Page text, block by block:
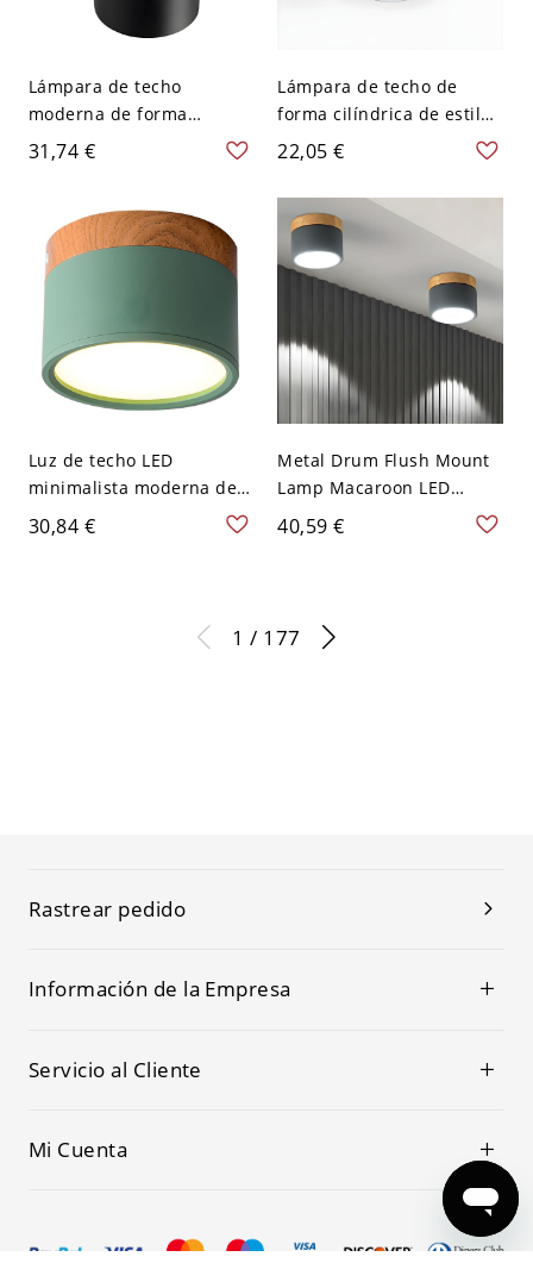
Lámpara de techo
moderna de forma
cilíndrica de aluminio con
120 V 7,62 cm Blanco
31,74 €
Lámpara de techo de
forma cilíndrica de estilo
moderno, metal, 1 luz,
restaurante - Blanco 110
A 120 V 8,89 cm Blanco
22,05 €
Luz de techo LED
minimalista moderna de
aluminio lacado con
pantalla acrílica - Verde
30,84 €
Metal Drum Flush Mount
Lamp Macaroon LED
Grey/Green Ceiling
Lighting with Wooden Top
40,59 €
1 / 177
Rastrear pedido
Información de la Empresa
Servicio al Cliente
Mi Cuenta